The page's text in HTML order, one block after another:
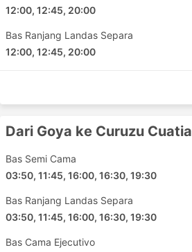
12:00, 12:45, 20:00
Bas Ranjang Landas Separa
12:00, 12:45, 20:00
Dari Goya ke Curuzu Cuatia
Bas Semi Cama
03:50, 11:45, 16:00, 16:30, 19:30
Bas Ranjang Landas Separa
03:50, 11:45, 16:00, 16:30, 19:30
Bas Cama Ejecutivo